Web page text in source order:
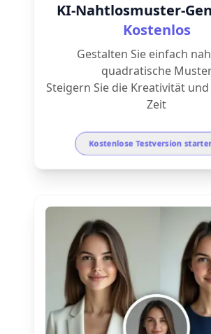
KI-Nahtlosmuster-
Kostenlos
Gestalten Sie einfach
quadratische
Steigern Sie die Kreativität
Zeit
Kostenlose Testversion